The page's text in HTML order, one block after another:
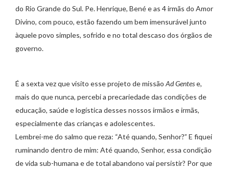
do Rio Grande do Sul. Pe. Henrique, Bené e as 4 irmãs do Amor
Divino, com pouco, estão fazendo um bem imensurável junto
àquele povo simples, sofrido e no total descaso dos órgãos de
governo.
É a sexta vez que visito esse projeto de missão Ad Gentese,
mais do que nunca, percebi a precariedade das condições de
educação, saúde e logística desses nossos irmãos e irmãs,
especialmente das crianças e adolescentes.
Lembrei-me do salmo que reza: “Até quando, Senhor?” E fiquei
ruminando dentro de mim: Até quando, Senhor, essa condição
de vida sub-humana e de total abandono vai persistir? Por que